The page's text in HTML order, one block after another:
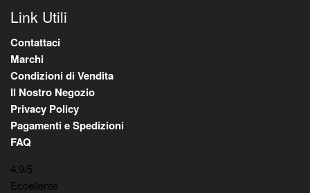
Link Utili
Contattaci
Marchi
Condizioni di Vendita
Il Nostro Negozio
Privacy Policy
Pagamenti e Spedizioni
FAQ
4,9/5
Eccellente